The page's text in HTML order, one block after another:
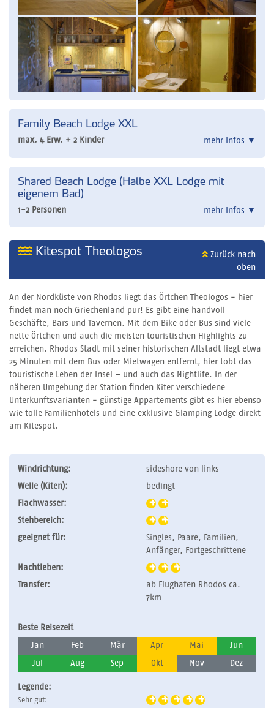
Family Beach Lodge XXL
max. 4 Erw. + 2 Kinder mehr Infos ▼
Shared Beach Lodge (Halbe XXL Lodge mit
eigenem Bad)
1-2 Personen mehr Infos ▼
Kitespot Theologos
Zurück nach
oben
An der Nordküste von Rhodos liegt das Örtchen Theologos - hier
findet man noch Griechenland pur! Es gibt eine handvoll
Geschäfte, Bars und Tavernen. Mit dem Bike oder Bus sind viele
nette Örtchen und auch die meisten touristischen Highlights zu
erreichen. Rhodos Stadt mit seiner historischen Altstadt liegt etwa
25 Minuten mit dem Bus oder Mietwagen entfernt, hier tobt das
touristische Leben der Insel – und auch das Nightlife. In der
näheren Umgebung der Station finden Kiter verschiedene
Unterkunftsvarianten - günstige Appartements gibt es hier ebenso
wie tolle Familienhotels und eine exklusive Glamping Lodge direkt
am Kitespot.
Windrichtung:
sideshore von links
Welle (Kiten):
bedingt
Flachwasser:
Stehbereich:
geeignet für:
Singles, Paare, Familien,
Anfänger, Fortgeschrittene
Nachtleben:
Transfer:
ab Flughafen Rhodos ca.
7km
Beste Reisezeit
Jan Feb Mär Apr Mai Jun
Jul Aug Sep Okt Nov Dez
Legende:
Sehr gut: